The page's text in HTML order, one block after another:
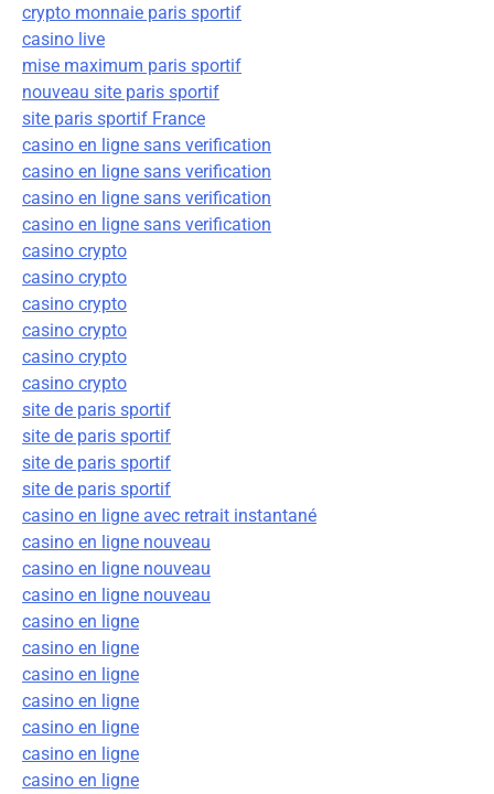
crypto monnaie paris sportif
casino live
mise maximum paris sportif
nouveau site paris sportif
site paris sportif France
casino en ligne sans verification
casino en ligne sans verification
casino en ligne sans verification
casino en ligne sans verification
casino crypto
casino crypto
casino crypto
casino crypto
casino crypto
casino crypto
site de paris sportif
site de paris sportif
site de paris sportif
site de paris sportif
casino en ligne avec retrait instantané
casino en ligne nouveau
casino en ligne nouveau
casino en ligne nouveau
casino en ligne
casino en ligne
casino en ligne
casino en ligne
casino en ligne
casino en ligne
casino en ligne